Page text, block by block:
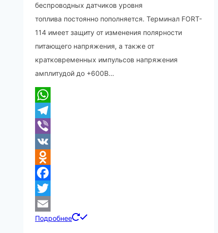
беспроводных датчиков уровня
топлива постоянно пополняется. Терминал FORT-
114 имеет защиту от изменения полярности
питающего напряжения, а также от
кратковременных импульсов напряжения
амплитудой до +600В…
WhatsApp
Telegram
Viber
VK
Odnoklassniki
Facebook
Twitter
Email
Подробнее